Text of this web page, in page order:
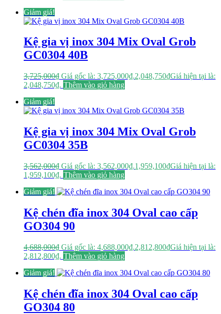
Giảm giá!
Kệ gia vị inox 304 Mix Oval Grob
GC0304 40B
3,725,000₫ Giá gốc là: 3,725,000₫.2,048,750₫Giá hiện tại là:
2,048,750₫. Thêm vào giỏ hàng
Giảm giá!
Kệ gia vị inox 304 Mix Oval Grob
GC0304 35B
3,562,000₫ Giá gốc là: 3,562,000₫.1,959,100₫Giá hiện tại là:
1,959,100₫. Thêm vào giỏ hàng
Giảm giá!
Kệ chén đĩa inox 304 Oval cao cấp
GO304 90
4,688,000₫ Giá gốc là: 4,688,000₫.2,812,800₫Giá hiện tại là:
2,812,800₫. Thêm vào giỏ hàng
Giảm giá!
Kệ chén đĩa inox 304 Oval cao cấp
GO304 80